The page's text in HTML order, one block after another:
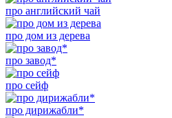
про английский чай
про дом из дерева
про завод*
про сейф
про дирижабли*